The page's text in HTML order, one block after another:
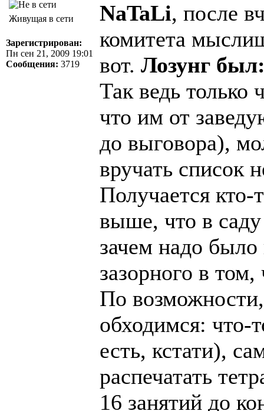
Живущая в сети
Зарегистрирован:
Пн сен 21, 2009 19:01
Сообщения: 3719
NaTaLi, после
комитета
вот. Лозунг
Так ведь только
что им от
до выговора),
вручать список
Получается кто-
выше, что в
зачем надо было
зазорного в
По
обходимся: что-
есть, кстати),
распечатать
16 занятий до